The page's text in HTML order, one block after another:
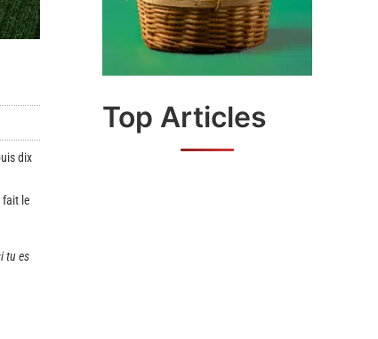
dix
le
tu es
Top Articles